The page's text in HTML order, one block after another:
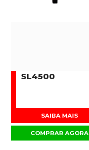
SL4500
SAIBA MAIS
COMPRAR AGORA